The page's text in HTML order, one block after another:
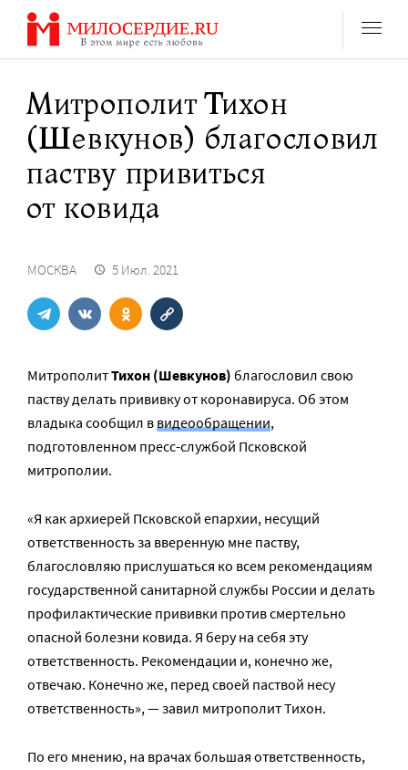
Перейти
содержанию
Митрополит Тихон
(Шевкунов) благословил
паству привиться
от ковида
МОСКВА 5 Июл. 2021
МитрополитТихон (Шевкунов) благословил свою
паству делать прививку от коронавируса. Об этом
владыка сообщил ввидеообращении,
подготовленном пресс-службой Псковской
митрополии.
«Я как архиерей Псковской епархии, несущий
ответственность за вверенную мне паству,
благословляю прислушаться ко всем рекомендациям
государственной санитарной службы России и делать
профилактические прививки против смертельно
опасной болезни ковида. Я беру на себя эту
ответственность. Рекомендации и, конечно же,
отвечаю. Конечно же, перед своей паствой несу
ответственность», — завил митрополит Тихон.
По его мнению, на врачах большая ответственность,